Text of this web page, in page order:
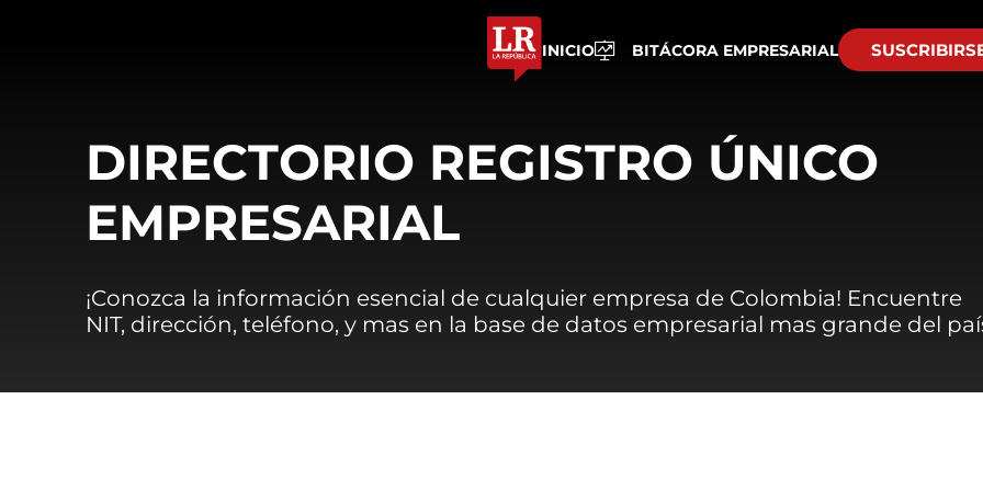
INICIO BITÁCORA EMPRESARIAL
DIRECTORIO REGISTRO ÚNICO
EMPRESARIAL
¡Conozca la información esencial de cualquier empresa de Colombia! Encuentre
NIT, dirección, teléfono, y mas en la base de datos empresarial mas grande del